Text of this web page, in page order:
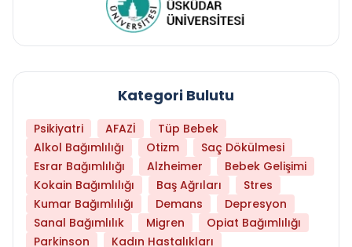
Kategori Bulutu
Psikiyatri AFAZİ
Tüp Bebek
Alkol Bağımlılığı
Otizm
Saç Dökülmesi
Esrar Bağımlılığı
Alzheimer
Bebek Gelişimi
Kokain Bağımlılığı
Baş Ağrıları
Stres
Kumar Bağımlılığı
Demans
Depresyon
Sanal Bağımlılık
Migren
Opiat Bağımlılığı
Parkinson
Kadın Hastalıkları